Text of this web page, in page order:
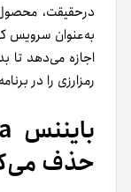
در‌حقیقت،
به‌عنوان سرویس
اجازه می‌دهد تا
رمزارزی را در
حذف